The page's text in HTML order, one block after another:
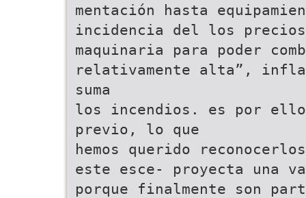
mentación hasta
incidencia del los
maquinaria para poder
relativamente alta”,
suma
los incendios. es por ello
previo, lo que
hemos querido
este esce- proyecta una
porque finalmente son